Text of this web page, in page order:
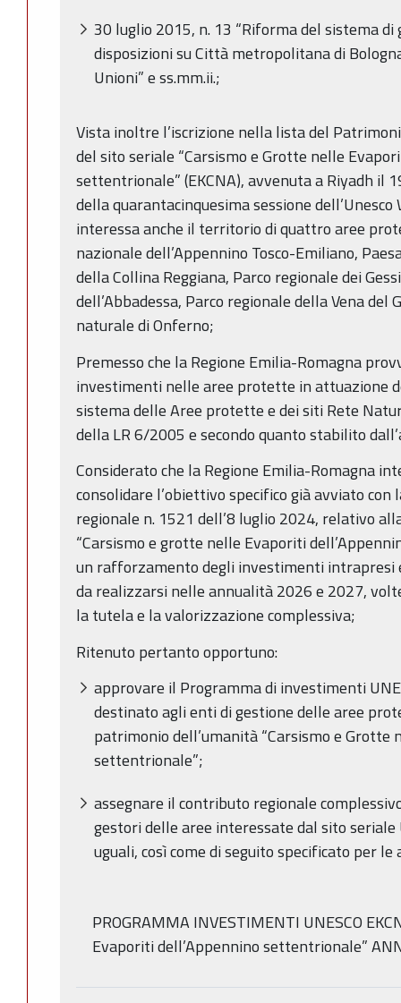
30 luglio 2015, n. 13 “Riforma del sistema
disposizioni su Città metropolitana di
Unioni” e ss.mm.ii.;
Vista inoltre l’iscrizione nella lista del
del sito seriale “Carsismo e Grotte nelle
settentrionale” (EKCNA), avvenuta a Riyadh il
della quarantacinquesima sessione
interessa anche il territorio di quattro aree
nazionale dell’Appennino Tosco-Emiliano,
della Collina Reggiana, Parco regionale dei
dell’Abbadessa, Parco regionale della Vena del
naturale di Onferno;
Premesso che la Regione Emilia-Romagna
investimenti nelle aree protette in attuazione
sistema delle Aree protette e dei siti Rete
della LR 6/2005 e secondo quanto stabilito
Considerato che la Regione Emilia-Romagna
consolidare l’obiettivo specifico già avviato
regionale n. 1521 dell’8 luglio 2024, relativo
“Carsismo e grotte nelle Evaporiti
un rafforzamento degli investimenti intrapresi
da realizzarsi nelle annualità 2026 e 2027,
la tutela e la valorizzazione complessiva;
Ritenuto pertanto opportuno:
approvare il Programma di investimenti
destinato agli enti di gestione delle aree
patrimonio dell’umanità “Carsismo e Grotte
settentrionale”;
assegnare il contributo regionale
gestori delle aree interessate dal sito
uguali, così come di seguito specificato per
PROGRAMMA INVESTIMENTI UNESCO
Evaporiti dell’Appennino settentrionale”